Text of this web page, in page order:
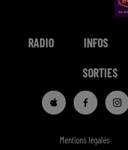
RADIO INFOS
SORTIES
Mentions légales